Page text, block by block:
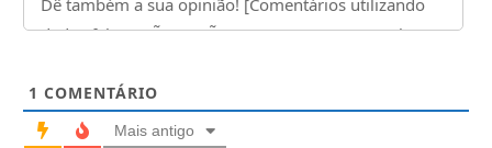
1 COMENTÁRIO
Mais antigo